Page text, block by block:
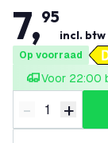
7,95
incl. btw
Op voorraad
Voor 22:00
Verminder
- +